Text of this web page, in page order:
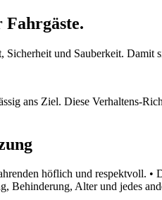
und Sauberkeit. Damit
ans Ziel. Diese Verhaltens-
höflich und
Behinderung, Alter und jedes